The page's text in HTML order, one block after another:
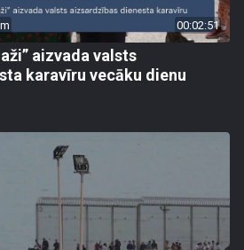
00:02:51
aizvada valsts
karavīru vecāku dienu